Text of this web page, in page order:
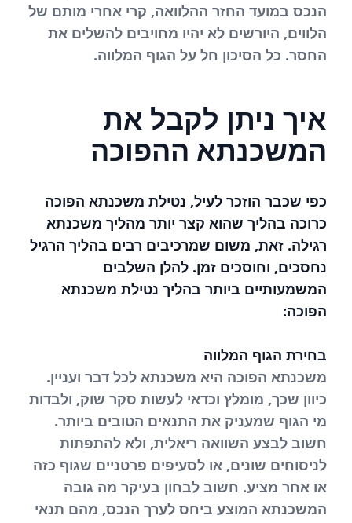
הנכס במועד החזר ההלוואה, קרי אחרי מותם של
הלווים, היורשים לא יהיו מחויבים להשלים את
החסר. כל הסיכון חל על הגוף המלווה.
איך ניתן לקבל את
המשכנתא ההפוכה
כפי שכבר הוזכר לעיל, נטילת משכנתא הפוכה
כרוכה בהליך שהוא קצר יותר מהליך משכנתא
רגילה. זאת, משום שמרכיבים רבים בהליך הרגיל
נחסכים, וחוסכים זמן. להלן השלבים
המשמעותיים ביותר בהליך נטילת משכנתא
הפוכה:
בחירת הגוף המלווה
משכנתא הפוכה היא משכנתא לכל דבר ועניין.
כיוון שכך, מומלץ וכדאי לעשות סקר שוק, ולבדות
מי הגוף שמעניק את התנאים הטובים ביותר.
חשוב לבצע השוואה ריאלית, ולא להתפתות
לניסוחים שונים, או לסעיפים פרטניים שגוף כזה
או אחר מציע. חשוב לבחון בעיקר מה גובה
המשכנתא המוצע ביחס לערך הנכס, מהם תנאי